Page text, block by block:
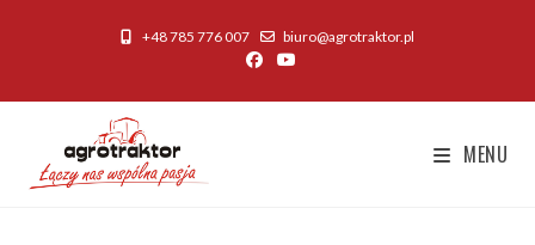
+48 785 776 007 biuro@agrotraktor.pl
MENU